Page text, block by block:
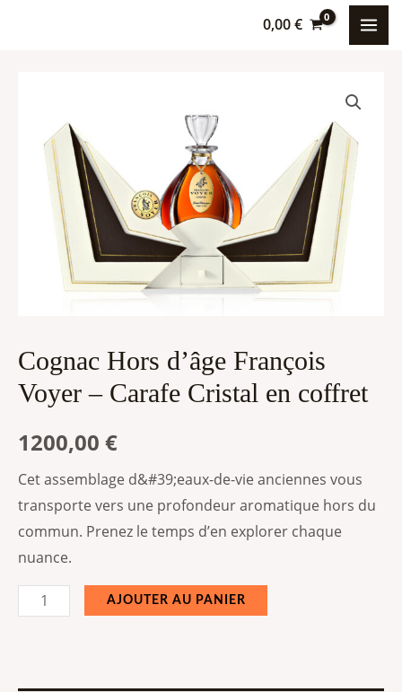
0,00€
Cognac Hors d’âge François
Voyer – Carafe Cristal en coffret
1200,00 €
Cet assemblage d&#39;eaux-de-vie anciennes vous
transporte vers une profondeur aromatique hors du
commun. Prenez le temps d’en explorer chaque
nuance.
Cognac
Hors
François
coffret
AJOUTER AU PANIER